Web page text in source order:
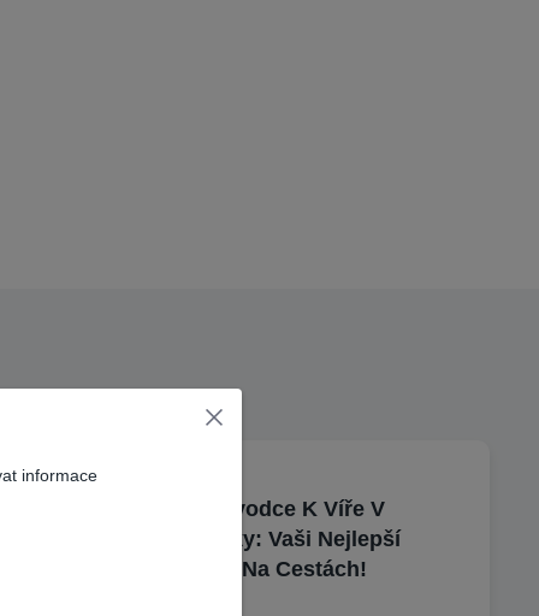
Zářivý Průvodce K Víře V
Powerbanky: Vaši Nejlepší
Společníci Na Cestách!
informace